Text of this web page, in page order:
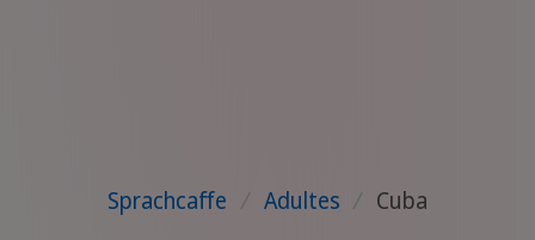
Sprachcaffe / Adultes / Cuba